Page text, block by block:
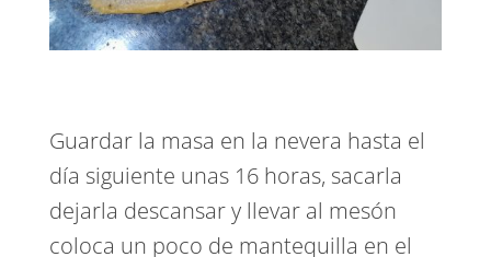
Guardar la masa en la nevera hasta el
día siguiente unas 16 horas, sacarla
dejarla descansar y llevar al mesón
coloca un poco de mantequilla en el